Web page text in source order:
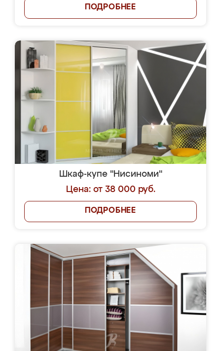
ПОДРОБНЕЕ
Шкаф-купе "Нисиноми"
Цена: от 38 000 руб.
ПОДРОБНЕЕ